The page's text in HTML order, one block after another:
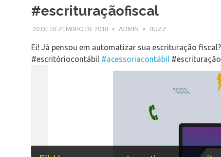
#escrituraçãofiscal
20 DE DEZEMBRO DE 2018 ADMIN BUZZ
Ei! Já pensou em automatizar sua escrituração
#escritóriocontábil #acessoriacontábil